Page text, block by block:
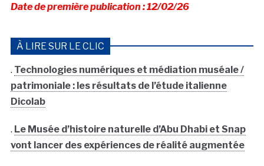
Date de première publication : 12/02/26
À LIRE SUR LE CLIC
. Technologies numériques et médiation muséale /
patrimoniale : les résultats de l’étude italienne
Dicolab
. Le Musée d’histoire naturelle d’Abu Dhabi et Snap
vont lancer des expériences de réalité augmentée